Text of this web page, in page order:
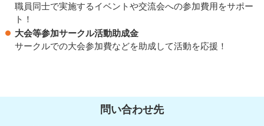
職員同士で実施するイベントや交流会への参加費用をサポー
ト！
大会等参加サークル活動助成金
サークルでの大会参加費などを助成して活動を応援！
問い合わせ先